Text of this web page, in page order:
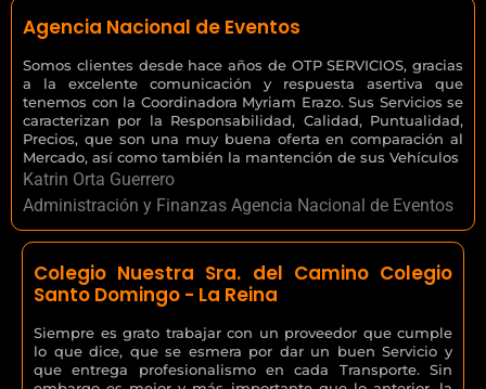
Agencia Nacional de Eventos
Somos clientes desde hace años de OTP SERVICIOS, gracias
a la excelente comunicación y respuesta asertiva que
tenemos con la Coordinadora Myriam Erazo. Sus Servicios se
caracterizan por la Responsabilidad, Calidad, Puntualidad,
Precios, que son una muy buena oferta en comparación al
Mercado, así como también la mantención de sus Vehículos
Katrin Orta Guerrero
Administración y Finanzas Agencia Nacional de Eventos
Colegio Nuestra Sra. del Camino Colegio
Santo Domingo - La Reina
Siempre es grato trabajar con un proveedor que cumple
lo que dice, que se esmera por dar un buen Servicio y
que entrega profesionalismo en cada Transporte. Sin